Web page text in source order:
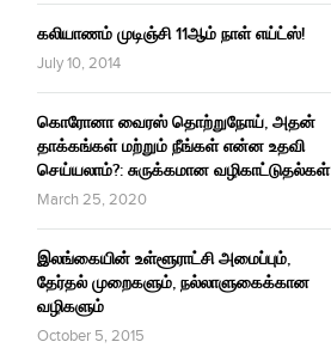
கலியாணம் முடிஞ்சி 11ஆம் நாள் எய்ட்ஸ்!
July 10, 2014
கொரோனா வைரஸ் தொற்றுநோய், அதன்
தாக்கங்கள் மற்றும் நீங்கள் என்ன உதவி
செய்யலாம்?: சுருக்கமான வழிகாட்டுதல்கள்
March 25, 2020
இலங்கையின் உள்ளூராட்சி அமைப்பும்,
தேர்தல் முறைகளும், நல்லாளுகைக்கான
வழிகளும்
October 5, 2015